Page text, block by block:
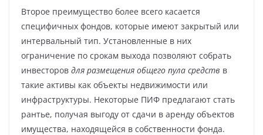
Второе преимущество более всего касается
специфичных фондов, которые имеют закрытый или
интервальный тип. Установленные в них
ограничение по срокам выхода позволяют собрать
инвесторов для размещения общего пула средств в
такие активы как объекты недвижимости или
инфраструктуры. Некоторые ПИФ предлагают стать
рантье, получая выгоду от сдачи в аренду объектов
имущества, находящейся в собственности фонда.